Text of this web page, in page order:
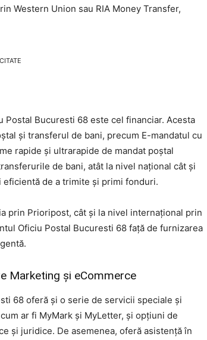
Western Union sau RIA Money Transfer,
Bucuresti 68 este cel financiar. Acesta
și transferul de bani, precum E-mandatul cu
rapide și ultrarapide de mandat poștal
de bani, atât la nivel național cât și
de a trimite și primi fonduri.
prin Prioripost, cât și la nivel internațional prin
Oficiu Postal Bucuresti 68 față de furnizarea
Marketing și eCommerce
68 oferă și o serie de servicii speciale și
ar fi MyMark și MyLetter, și opțiuni de
și juridice. De asemenea, oferă asistență în